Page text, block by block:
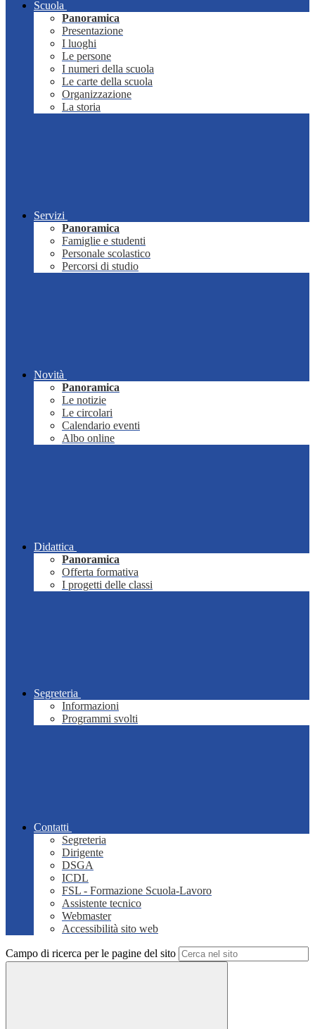
Scuola
Panoramica
Presentazione
I luoghi
Le persone
I numeri della scuola
Le carte della scuola
Organizzazione
La storia
Servizi
Panoramica
Famiglie e studenti
Personale scolastico
Percorsi di studio
Novità
Panoramica
Le notizie
Le circolari
Calendario eventi
Albo online
Didattica
Panoramica
Offerta formativa
I progetti delle classi
Segreteria
Informazioni
Programmi svolti
Contatti
Segreteria
Dirigente
DSGA
ICDL
FSL - Formazione Scuola-Lavoro
Assistente tecnico
Webmaster
Accessibilità sito web
Campo di ricerca per le pagine del sito